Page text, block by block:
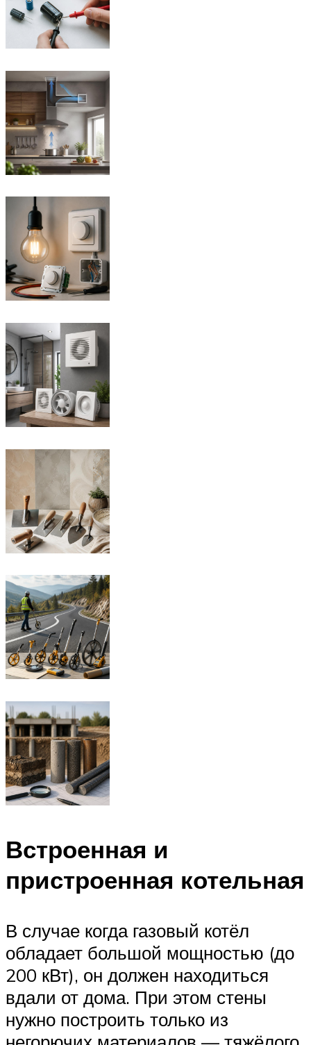
Встроенная и
пристроенная котельная
В случае когда газовый котёл
обладает большой мощностью (до
200 кВт), он должен находиться
вдали от дома. При этом стены
нужно построить только из